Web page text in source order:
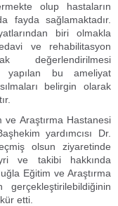
olup hastaların
fayda sağlamaktadır.
biri olmakla
ve rehabilitasyon
değerlendirilmesi
yapılan bu ameliyat
belirgin olarak
ve Araştırma Hastanesi
yardımcısı Dr.
olsun ziyaretinde
ve takibi hakkında
Eğitim ve Araştırma
etti.